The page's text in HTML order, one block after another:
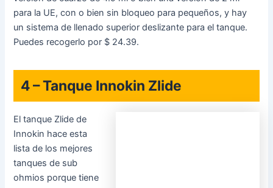
Adquirir Aspire Revvo Mini
de Aspire utiliza su
único diseño de
bobina “ARC” que
fundamentalmente se ve una mini estufa. El diseño está
un trabajo muy increíble tratándose de producción de
vapor. El tanque es mini, por lo cual la aptitud es de solo 2
con un tubo de llenado situado
con la rápida presión de la boquilla de su botella y se cierra
de manera automática . Las bobinas Antes de Cristotienen
una resistencia de 0,23 a 0,28 ohmios (se tienen dentro
dos con el kit) y las ranuras de fluído de aire están situadas